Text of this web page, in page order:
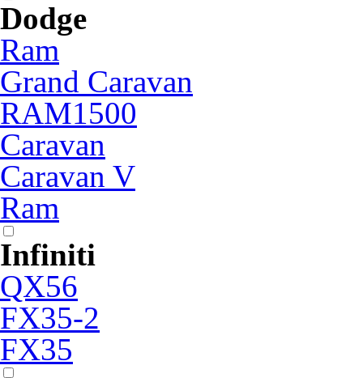
Dodge
Ram
Grand Caravan
RAM1500
Caravan
Caravan V
Ram
Infiniti
QX56
FX35-2
FX35